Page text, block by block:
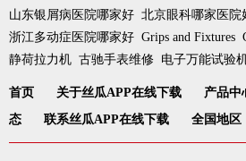
山东银屑病医院哪家好 北京眼科哪家医院
浙江多动症医院哪家好 Grips and Fixtures
静荷拉力机 古驰手表维修 电子万能试验
首页 关于丝瓜APP在线下载 产品中
态
联系丝瓜APP在线下载 全国地区